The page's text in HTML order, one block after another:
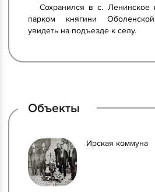
Сохранился в с. Ленинское
парком княгини
увидеть на подъезде к селу.
Объекты
Ирская коммуна